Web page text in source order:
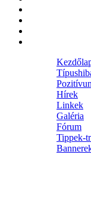
Hírek
Linkek
Galéria
Fórum
Tippek-